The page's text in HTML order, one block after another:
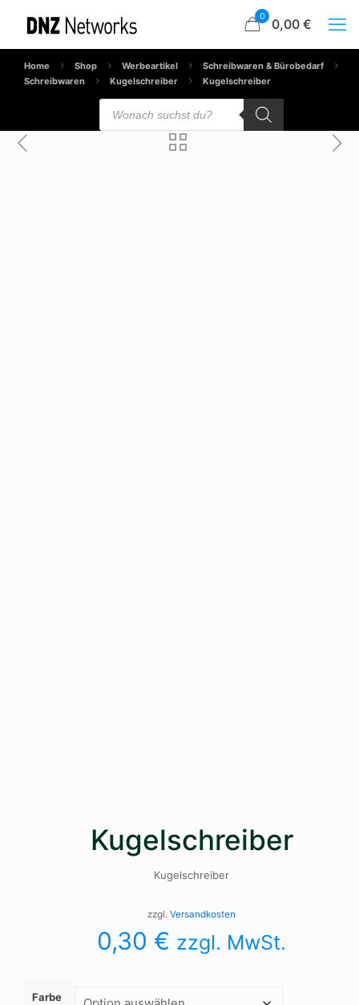
0 0,00 €
Home Shop Werbeartikel
Schreibwaren & Bürobedarf
Schreibwaren
Kugelschreiber Kugelschreiber
Products
search
Kugelschreiber
Kugelschreiber
zzgl. Versandkosten
0,30 € zzgl. MwSt.
Farbe